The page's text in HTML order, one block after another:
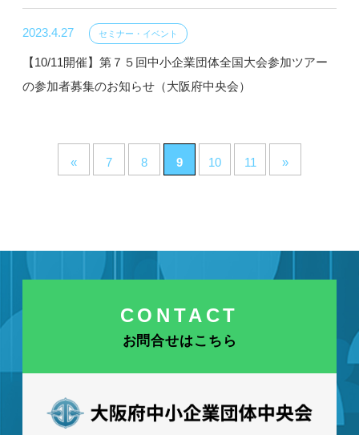
2023.4.27 セミナー・イベント
【10/11開催】第７５回中小企業団体全国大会参加ツアー
の参加者募集のお知らせ（大阪府中央会）
« 7 8 9 10 11 »
CONTACT
お問合せはこちら